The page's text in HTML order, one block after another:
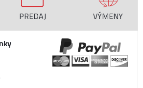
PREDAJ
VÝMENY